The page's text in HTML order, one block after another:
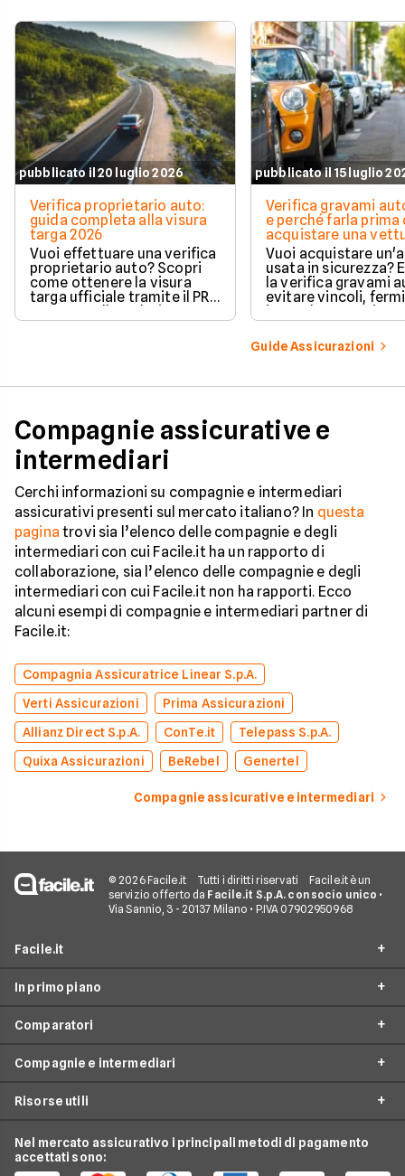
pubblicato il 20 luglio 2026
Verifica proprietario auto:
guida completa alla visura
targa 2026
Vuoi effettuare una verifica
proprietario auto? Scopri
come ottenere la visura
targa ufficiale tramite il PRA
per controllare dati e
vincoli in totale sicurezza.
pubblicato il 15 luglio
Verifica gravami
e perché farla prima
acquistare una
Vuoi acquistare
usata in sicurezza?
la verifica gravami
evitare vincoli,
ipoteche. Scopri
tutelare il tuo
Guide Assicurazioni
Compagnie assicurative e
intermediari
Cerchi informazioni su compagnie e intermediari
assicurativi presenti sul mercato italiano? In questa
pagina trovi sia l’elenco delle compagnie e degli
intermediari con cui Facile.it ha un rapporto di
collaborazione, sia l’elenco delle compagnie e degli
intermediari con cui Facile.it non ha rapporti. Ecco
alcuni esempi di compagnie e intermediari partner di
Facile.it:
Compagnia Assicuratrice Linear S.p.A.
Verti Assicurazioni
Prima Assicurazioni
Allianz Direct S.p.A.
ConTe.it
Telepass S.p.A.
Quixa Assicurazioni
BeRebel Genertel
Compagnie assicurative e intermediari
© 2026 Facile.it Tutti i diritti riservati
Facile.it è un
servizio offerto da Facile.it S.p.A. con socio unico •
Via Sannio, 3 - 20137 Milano • P.IVA 07902950968
Facile.it
Assicurazioni
Prestiti
Conti e Carte
Telefonia Mobile
In primo piano
Assicurazioni online
Assicurazione Auto
Assicurazione Moto
Assicurazione Casa
Comparatori
Preventivo assicurazione auto
Preventivo Assicurazione Moto
Preventivo Assicurazione Casa
Compagnie e intermediari
Bene Assicurazioni
ConTe
Risorse utili
Osservatorio Assicurazioni
Nel mercato assicurativo i principali metodi di pagamento
accettati sono: